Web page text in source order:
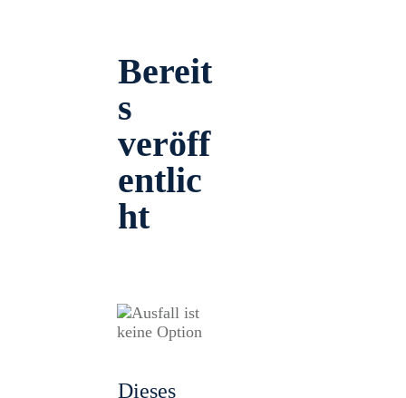
Bereit
s
veröff
entlic
ht
Dieses